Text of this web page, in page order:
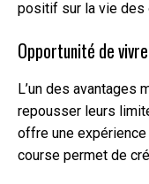
positif sur la vie des
Opportunité de
L’un des
repousser leurs
offre une expérience
course permet de